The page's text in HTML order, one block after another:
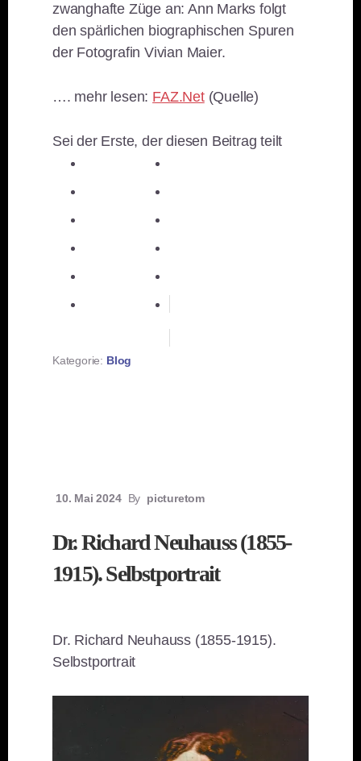
zwanghafte Züge an: Ann Marks folgt
den spärlichen biographischen Spuren
der Fotografin Vivian Maier.
…. mehr lesen: FAZ.Net(Quelle)
Sei der Erste, der diesen Beitrag teilt
Kategorie: Blog
10. Mai 2024 By picturetom
Dr. Richard Neuhauss (1855-
1915). Selbstportrait
Dr. Richard Neuhauss (1855-1915).
Selbstportrait